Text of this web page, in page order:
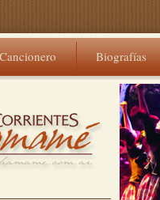
Cancionero Biografías